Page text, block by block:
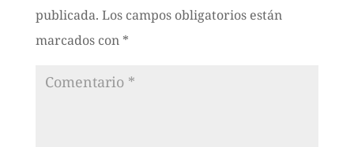
publicada. Los campos obligatorios están
marcados con *